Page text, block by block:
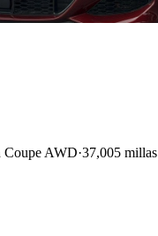
AWD 37,005 millas